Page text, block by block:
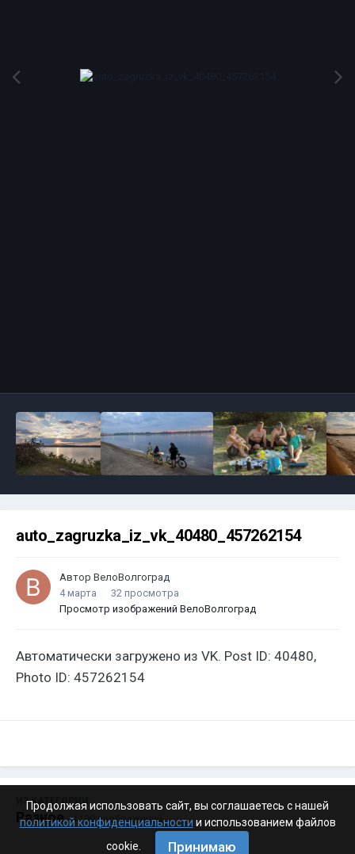
auto_zagruzka_iz_vk_40480_457262154
Автор ВелоВолгоград
4 марта
32 просмотра
Просмотр изображений ВелоВолгоград
Автоматически загружено из VK. Post ID: 40480,
Photo ID: 457262154
ИЗ КАТЕГОРИИ:
Разное · 4 199 изображений
Продолжая использовать сайт, вы соглашаетесь с нашей
политикой конфиденциальности и использованием файлов
cookie.
Принимаю